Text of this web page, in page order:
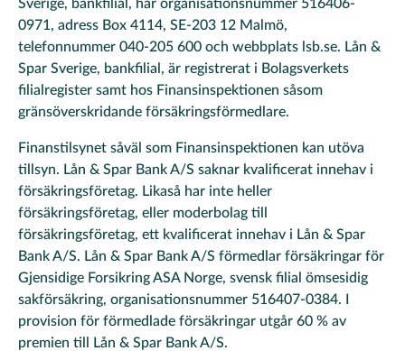
Sverige, bankfilial, har organisationsnummer 516406-
0971, adress Box 4114, SE-203 12 Malmö,
telefonnummer 040-205 600 och webbplats lsb.se. Lån &
Spar Sverige, bankfilial, är registrerat i Bolagsverkets
filialregister samt hos Finansinspektionen såsom
gränsöverskridande försäkringsförmedlare.
Finanstilsynet såväl som Finansinspektionen kan utöva
tillsyn. Lån & Spar Bank A/S saknar kvalificerat innehav i
försäkringsföretag. Likaså har inte heller
försäkringsföretag, eller moderbolag till
försäkringsföretag, ett kvalificerat innehav i Lån & Spar
Bank A/S. Lån & Spar Bank A/S förmedlar försäkringar för
Gjensidige Forsikring ASA Norge, svensk filial ömsesidig
sakförsäkring, organisationsnummer 516407-0384. I
provision för förmedlade försäkringar utgår 60 % av
premien till Lån & Spar Bank A/S.